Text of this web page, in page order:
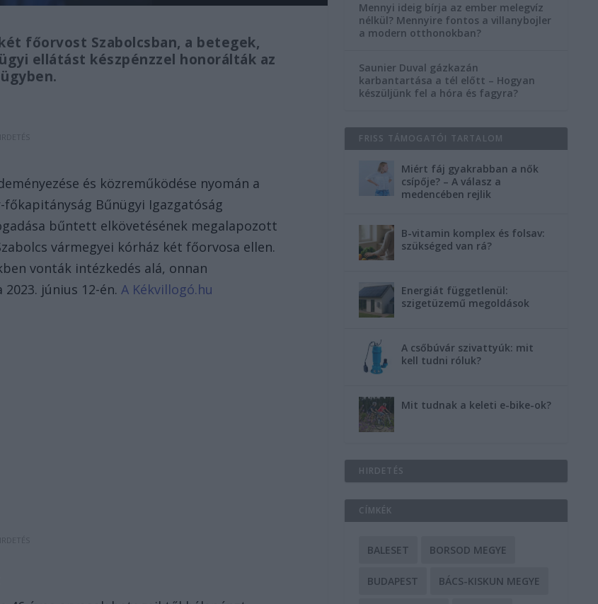
főorvost Szabolcsban, a betegek,
ellátást készpénzzel honorálták az
és közreműködése nyomán a
főkapitányság Bűnügyi Igazgatóság
bűntett elkövetésének megalapozott
vármegyei kórház két főorvosa ellen.
vonták intézkedés alá, onnan
június 12-én. A Kékvillogó.hu
Mennyi ideig bírja az ember melegvíz
nélkül? Mennyire fontos a villanybojler
a modern otthonokban?
Saunier Duval gázkazán
karbantartása a tél előtt – Hogyan
készüljünk fel a hóra és fagyra?
FRISS TÁMOGATÓI TARTALOM
Miért fáj gyakrabban a nők
csípője? – A válasz a
medencében rejlik
B-vitamin komplex és folsav:
szükséged van rá?
Energiát függetlenül:
szigetüzemű megoldások
A csőbúvár szivattyúk: mit
kell tudni róluk?
Mit tudnak a keleti e-bike-ok?
HIRDETÉS
CÍMKÉK
BALESET BORSOD MEGYE
BUDAPEST BÁCS-KISKUN MEGYE